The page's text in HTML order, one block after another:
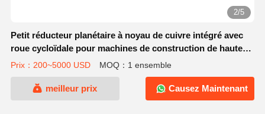
2/5
Petit réducteur planétaire à noyau de cuivre intégré avec
roue cycloïdale pour machines de construction de haute
efficacité
Prix：200~5000 USD MOQ：1 ensemble
meilleur prix Causez Maintenant